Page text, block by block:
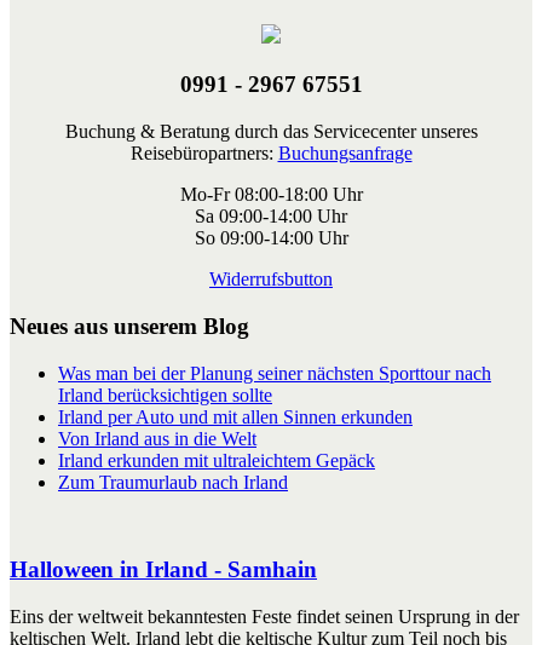
0991 - 2967 67551
Buchung & Beratung durch das Servicecenter unseres
Reisebüropartners: Buchungsanfrage
Mo-Fr 08:00-18:00 Uhr
Sa 09:00-14:00 Uhr
So 09:00-14:00 Uhr
Widerrufsbutton
Neues aus unserem Blog
Was man bei der Planung seiner nächsten Sporttour nach
Irland berücksichtigen sollte
Irland per Auto und mit allen Sinnen erkunden
Von Irland aus in die Welt
Irland erkunden mit ultraleichtem Gepäck
Zum Traumurlaub nach Irland
Halloween in Irland - Samhain
Eins der weltweit bekanntesten Feste findet seinen Ursprung in der
keltischen Welt. Irland lebt die keltische Kultur zum Teil noch bis